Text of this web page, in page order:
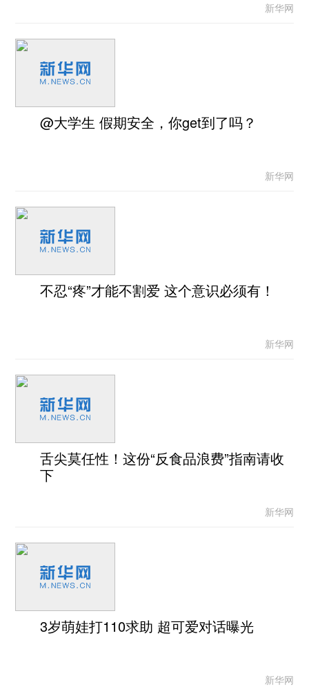
新华网
@大学生 假期安全，你get到了吗？
新华网
不忍“疼”才能不割爱 这个意识必须有！
新华网
舌尖莫任性！这份“反食品浪费”指南请收
下
新华网
3岁萌娃打110求助 超可爱对话曝光
新华网